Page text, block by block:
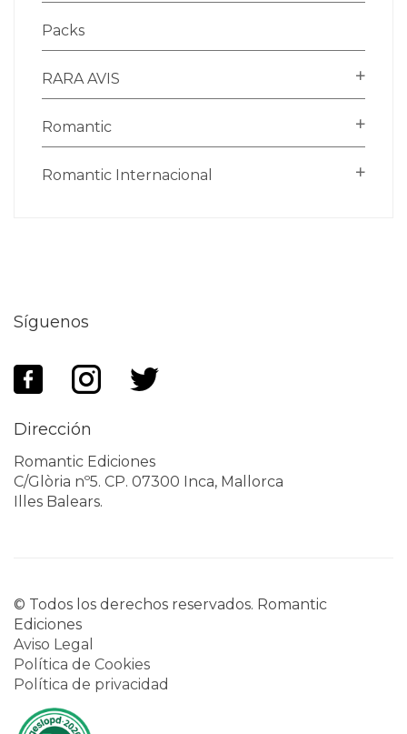
Packs
RARA AVIS
Romantic
Romantic Internacional
Síguenos
Dirección
Romantic Ediciones
C/Glòria nº5. CP. 07300 Inca, Mallorca
Illes Balears.
© Todos los derechos reservados. Romantic
Ediciones
Aviso Legal
Política de Cookies
Política de privacidad